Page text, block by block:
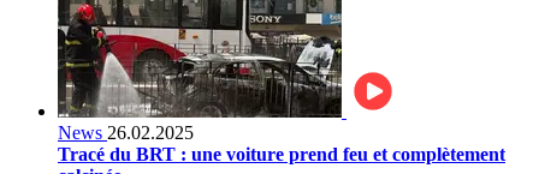
News 26.02.2025
Tracé du BRT : une voiture prend feu et complètement